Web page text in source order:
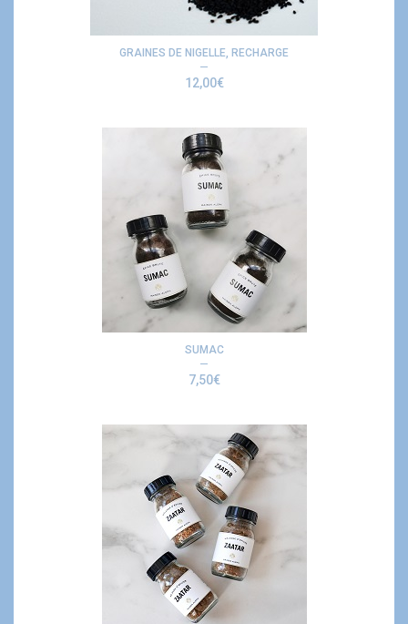
GRAINES DE NIGELLE, RECHARGE
12,00€
SUMAC
7,50€